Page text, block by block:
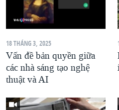
18 THÁNG 3, 2025
Vấn đề bản quyền giữa
các nhà sáng tạo nghệ
thuật và AI